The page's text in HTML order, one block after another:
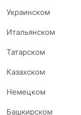
Украинском
Итальянском
Татарском
Казахском
Немецком
Башкирском